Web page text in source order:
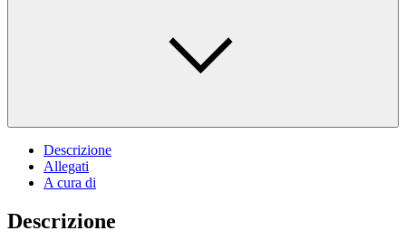
Descrizione
Allegati
A cura di
Descrizione